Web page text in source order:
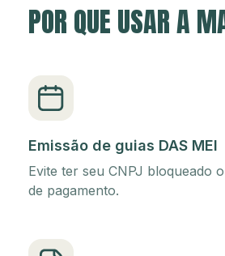
POR QUE USAR A
Emissão de guias DAS MEI
Evite ter seu CNPJ bloqueado
de pagamento.